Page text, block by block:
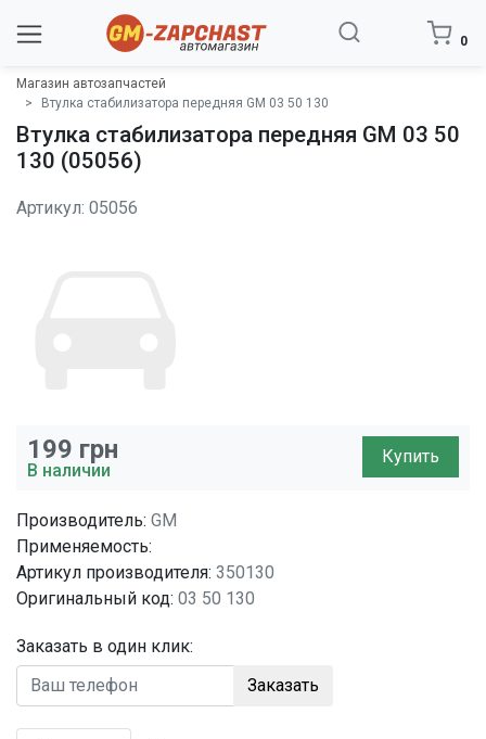
0
Магазин автозапчастей
Втулка стабилизатора передняя GM 03 50 130
Втулка стабилизатора передняя GM 03 50
130 (05056)
Артикул: 05056
199 грн
В наличии
Купить
Производитель: GM
Применяемость:
Артикул производителя: 350130
Оригинальный код: 03 50 130
Заказать в один клик:
Заказать